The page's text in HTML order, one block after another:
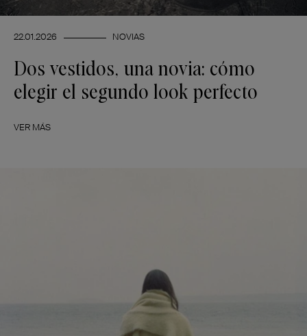
22.01.2026 NOVIAS
Dos vestidos, una novia: cómo
elegir el segundo look perfecto
VER MÁS